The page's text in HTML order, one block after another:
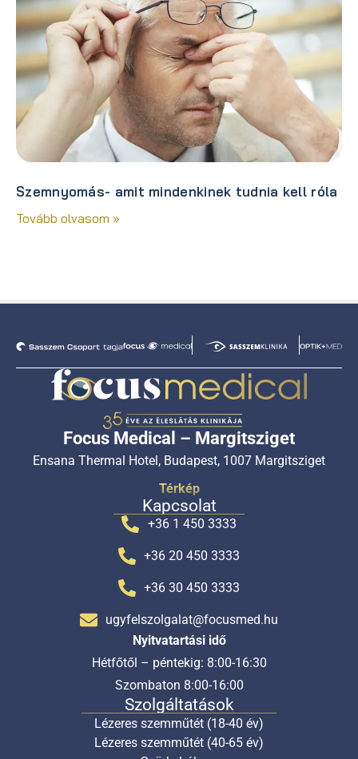
Szemnyomás- amit mindenkinek tudnia kell róla
Tovább olvasom »
Focus Medical – Margitsziget
Ensana Thermal Hotel, Budapest, 1007 Margitsziget
Térkép
Kapcsolat
+36 1 450 3333
+36 20 450 3333
+36 30 450 3333
ugyfelszolgalat@focusmed.hu
Nyitvatartási idő
Hétfőtől – péntekig: 8:00-16:30
Szombaton 8:00-16:00
Szolgáltatások
Lézeres szemműtét (18-40 év)
Lézeres szemműtét (40-65 év)